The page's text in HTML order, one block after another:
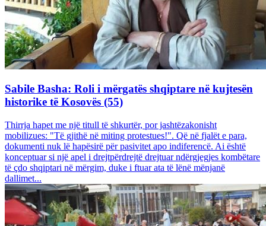
Sabile Basha: Roli i mërgatës shqiptare në kujtesën
historike të Kosovës (55)
Thirrja hapet me një titull të shkurtër, por jashtëzakonisht
mobilizues: "Të gjithë në miting protestues!". Që në fjalët e para,
dokumenti nuk lë hapësirë për pasivitet apo indiferencë. Ai është
konceptuar si një apel i drejtpërdrejtë drejtuar ndërgjegjes kombëtare
të çdo shqiptari në mërgim, duke i ftuar ata të lënë mënjanë
dallimet...